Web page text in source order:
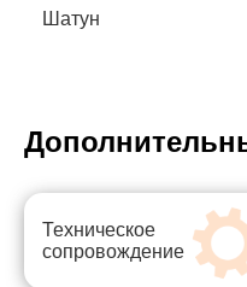
Шатун
Техническое
сопровождение